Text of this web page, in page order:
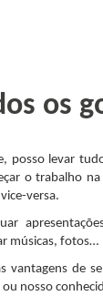
os
posso levar
o trabalho
versa.
músicas, fotos…
vantagens de
ou nosso